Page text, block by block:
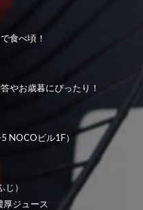
食べ頃！
やお歳暮にぴったり！
NOCOビル1F）
）
厚ジュース